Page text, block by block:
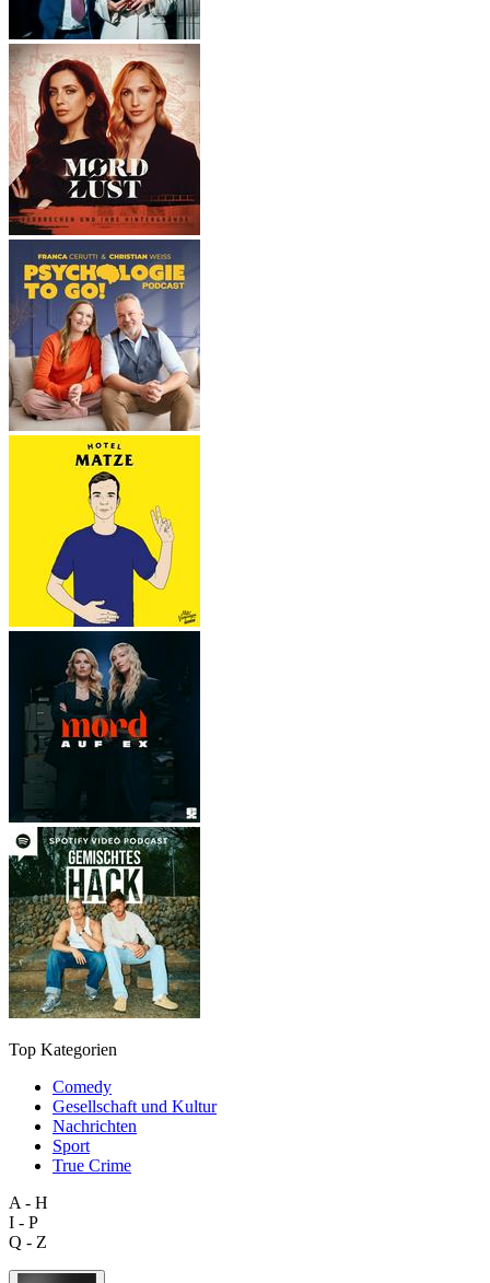
Top Kategorien
Comedy
Gesellschaft und Kultur
Nachrichten
Sport
True Crime
A - H
I - P
Q - Z